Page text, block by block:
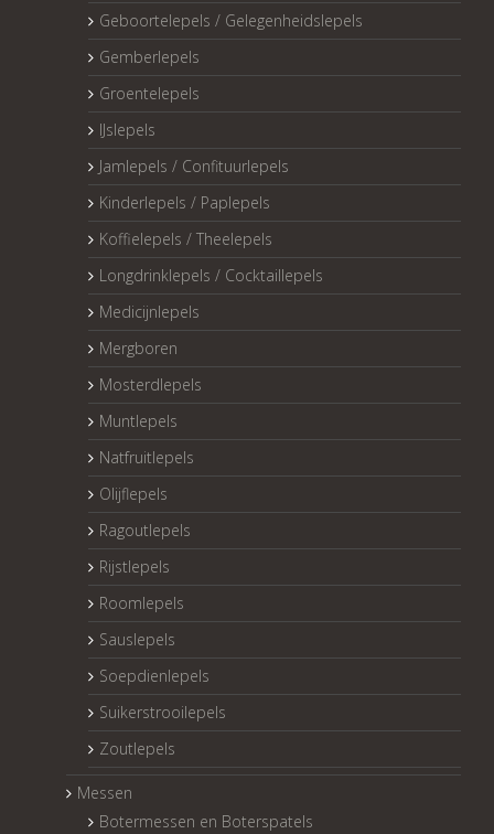
Geboortelepels / Gelegenheidslepels
Gemberlepels
Groentelepels
IJslepels
Jamlepels / Confituurlepels
Kinderlepels / Paplepels
Koffielepels / Theelepels
Longdrinklepels / Cocktaillepels
Medicijnlepels
Mergboren
Mosterdlepels
Muntlepels
Natfruitlepels
Olijflepels
Ragoutlepels
Rijstlepels
Roomlepels
Sauslepels
Soepdienlepels
Suikerstrooilepels
Zoutlepels
Messen
Botermessen en Boterspatels